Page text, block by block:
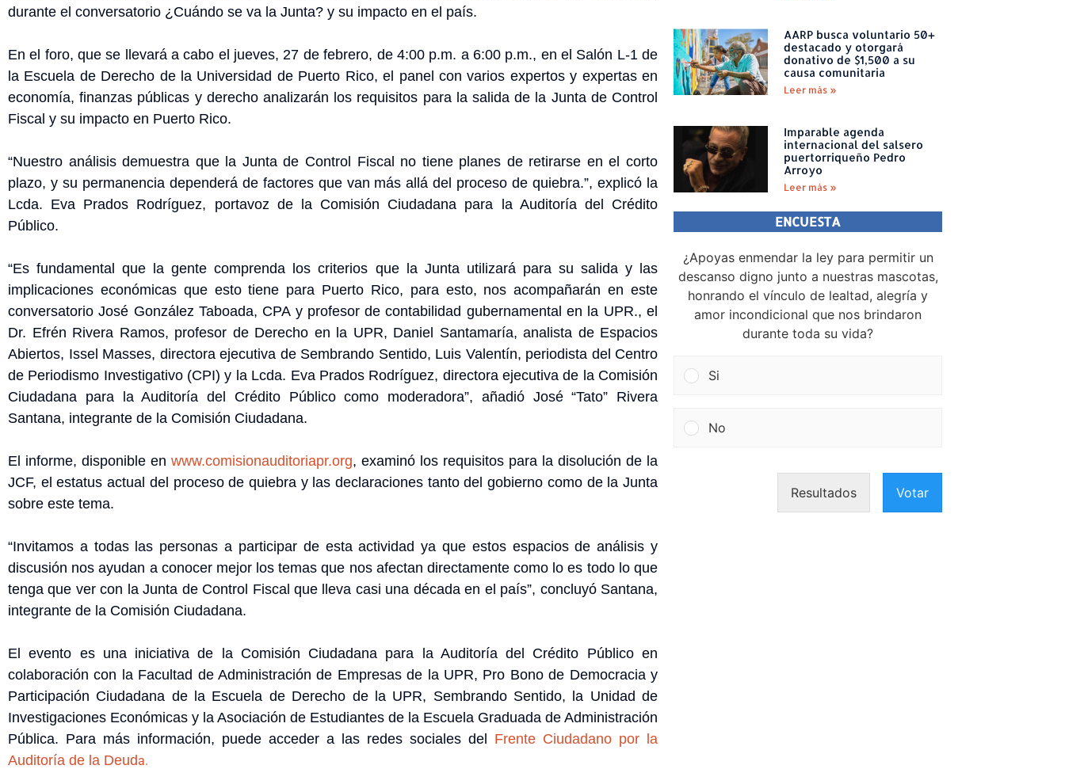
durante el conversatorio ¿Cuándo se va la Junta? y su impacto en el país.
En el foro, que se llevará a cabo el jueves, 27 de febrero, de 4:00 p.m. a 6:00 p.m., en el Salón L-1 de
la Escuela de Derecho de la Universidad de Puerto Rico, el panel con varios expertos y expertas en
economía, finanzas públicas y derecho analizarán los requisitos para la salida de la Junta de Control
Fiscal y su impacto en Puerto Rico.
“Nuestro análisis demuestra que la Junta de Control Fiscal no tiene planes de retirarse en el corto
plazo, y su permanencia dependerá de factores que van más allá del proceso de quiebra.”, explicó la
Lcda. Eva Prados Rodríguez, portavoz de la Comisión Ciudadana para la Auditoría del Crédito
Público.
“Es fundamental que la gente comprenda los criterios que la Junta utilizará para su salida y las
implicaciones económicas que esto tiene para Puerto Rico, para esto, nos acompañarán en este
conversatorio José González Taboada, CPA y profesor de contabilidad gubernamental en la UPR., el
Dr. Efrén Rivera Ramos, profesor de Derecho en la UPR, Daniel Santamaría, analista de Espacios
Abiertos, Issel Masses, directora ejecutiva de Sembrando Sentido, Luis Valentín, periodista del Centro
de Periodismo Investigativo (CPI) y la Lcda. Eva Prados Rodríguez, directora ejecutiva de la Comisión
Ciudadana para la Auditoría del Crédito Público como moderadora”, añadió José “Tato” Rivera
Santana, integrante de la Comisión Ciudadana.
El informe, disponible en www.comisionauditoriapr.org, examinó los requisitos para la disolución de la
JCF, el estatus actual del proceso de quiebra y las declaraciones tanto del gobierno como de la Junta
sobre este tema.
“Invitamos a todas las personas a participar de esta actividad ya que estos espacios de análisis y
discusión nos ayudan a conocer mejor los temas que nos afectan directamente como lo es todo lo que
tenga que ver con la Junta de Control Fiscal que lleva casi una década en el país”, concluyó Santana,
integrante de la Comisión Ciudadana.
El evento es una iniciativa de la Comisión Ciudadana para la Auditoría del Crédito Público en
colaboración con la Facultad de Administración de Empresas de la UPR, Pro Bono de Democracia y
Participación Ciudadana de la Escuela de Derecho de la UPR, Sembrando Sentido, la Unidad de
Investigaciones Económicas y la Asociación de Estudiantes de la Escuela Graduada de Administración
Pública. Para más información, puede acceder a las redes sociales del Frente Ciudadano por la
Auditoría de la Deuda.
AARP busca voluntario 50+
destacado y otorgará
donativo de $1,500 a su
causa comunitaria
Leer más »
Imparable agenda
internacional del salsero
puertorriqueño Pedro
Arroyo
Leer más »
ENCUESTA
¿Apoyas enmendar la ley para permitir un
descanso digno junto a nuestras mascotas,
honrando el vínculo de lealtad, alegría y
amor incondicional que nos brindaron
durante toda su vida?
Si
No
Resultados Votar